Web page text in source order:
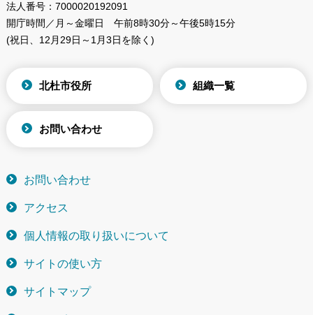
法人番号： 7000020192091
開庁時間／月～金曜日
午前8時30分～午後5時15分
(祝日、12月29日～1月3日を除く)
北杜市役所 組織一覧
お問い合わせ
お問い合わせ
アクセス
個人情報の取り扱いについて
サイトの使い方
サイトマップ